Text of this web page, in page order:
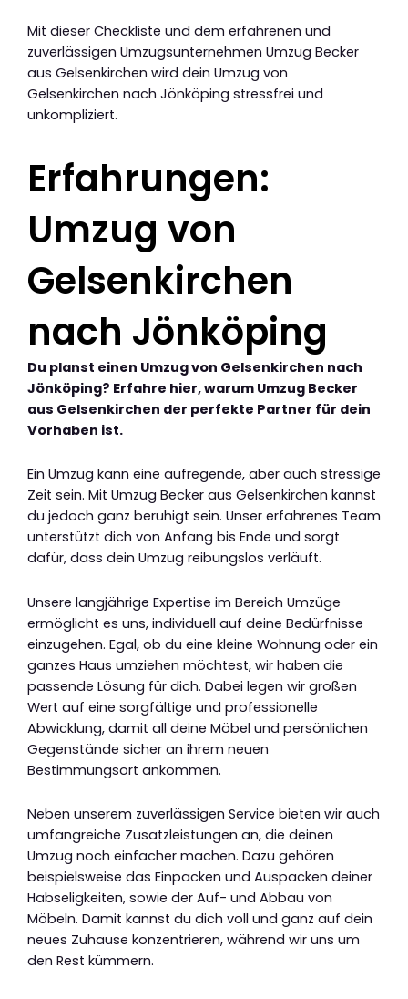
Mit dieser Checkliste und dem erfahrenen und
zuverlässigen Umzugsunternehmen Umzug Becker
aus Gelsenkirchen wird dein Umzug von
Gelsenkirchen nach Jönköping stressfrei und
unkompliziert.
Erfahrungen:
Umzug von
Gelsenkirchen
nach Jönköping
Du planst einen Umzug von Gelsenkirchen nach
Jönköping? Erfahre hier, warum Umzug Becker
aus Gelsenkirchen der perfekte Partner für dein
Vorhaben ist.
Ein Umzug kann eine aufregende, aber auch stressige
Zeit sein. Mit Umzug Becker aus Gelsenkirchen kannst
du jedoch ganz beruhigt sein. Unser erfahrenes Team
unterstützt dich von Anfang bis Ende und sorgt
dafür, dass dein Umzug reibungslos verläuft.
Unsere langjährige Expertise im Bereich Umzüge
ermöglicht es uns, individuell auf deine Bedürfnisse
einzugehen. Egal, ob du eine kleine Wohnung oder ein
ganzes Haus umziehen möchtest, wir haben die
passende Lösung für dich. Dabei legen wir großen
Wert auf eine sorgfältige und professionelle
Abwicklung, damit all deine Möbel und persönlichen
Gegenstände sicher an ihrem neuen
Bestimmungsort ankommen.
Neben unserem zuverlässigen Service bieten wir auch
umfangreiche Zusatzleistungen an, die deinen
Umzug noch einfacher machen. Dazu gehören
beispielsweise das Einpacken und Auspacken deiner
Habseligkeiten, sowie der Auf- und Abbau von
Möbeln. Damit kannst du dich voll und ganz auf dein
neues Zuhause konzentrieren, während wir uns um
den Rest kümmern.